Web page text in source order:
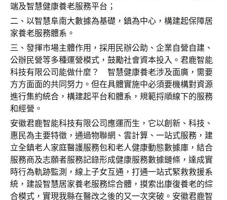
端及智慧健康養老服務平台；
二、以智慧阜南大數據為基礎，鎮為中心，構建起保障居
家養老服務體系。
三、發揮市場主體作用，採用民辦公助、企業自營自建、
公辦民營等多種運營模式，鼓勵社會資本投入。君鹿智能
科技有限公司能做什麼？ 智慧健康養老涉及面廣，需要
方方面面的共同努力。但在具體實施中必須要機構對資源
進行集約統合，構建起平台和體系，規範捋順線下的服務
和經營。
安徽君鹿智能科技有限公司應運而生，它以創新、科技、
惠民為主要特徵，通過物聯網、雲計算、一站式服務，建
立全鎮老人家庭醫護服務包和老人健康動態數據庫，結合
服務商及志願者服務記錄形成健康服務數據鏈條，達成實
時行為軌跡監測，線上子女互通，打通一站式緊救救援系
統，建設智慧居家養老服務綜合體，摸索出康復養老的綜
合模式，實現我縣在醫改之後的又一次突破。安徽君鹿智